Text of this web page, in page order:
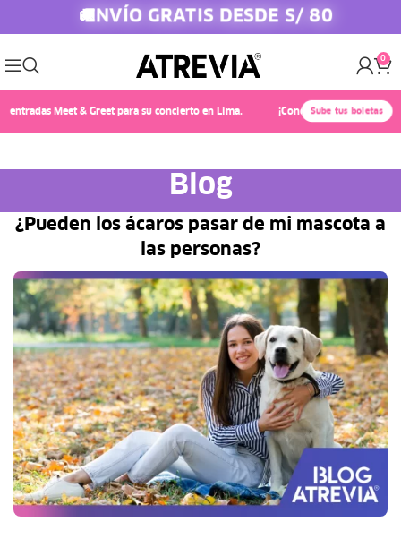
🚚 ENVÍO GRATIS DESDE S/ 80
0
Meet & Greet para su concierto en Lima. ¡Conoce a Chayanne! 🎤✨
Sube tus boletas
Blog
¿Pueden los ácaros pasar de mi mascota a
las personas?